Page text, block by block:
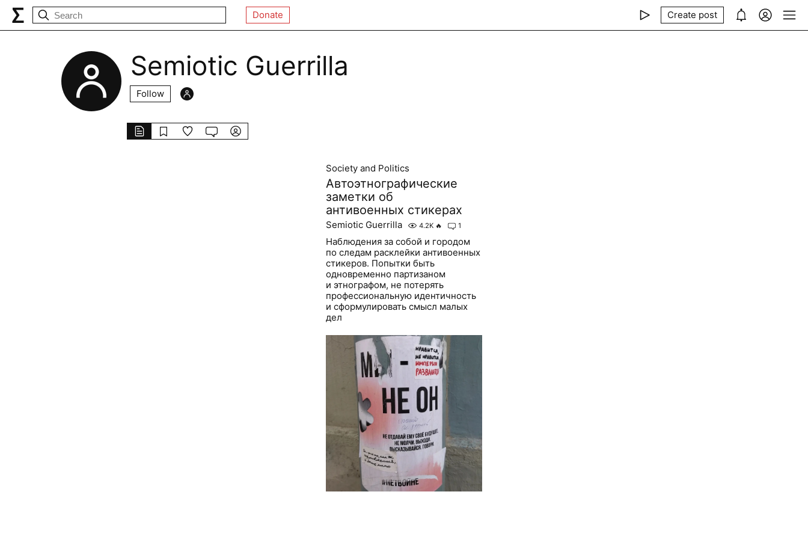
Donate Create post
Semiotic Guerrilla
Follow
Society and Politics
Автоэтнографические
заметки об
антивоенных стикерах
Semiotic Guerrilla 4.2K 🔥 1
Наблюдения за собой и городом
по следам расклейки антивоенных
стикеров. Попытки быть
одновременно партизаном
и этнографом, не потерять
профессиональную идентичность
и сформулировать смысл малых
дел